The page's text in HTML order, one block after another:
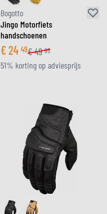
Bogotto
Jingo Motorfiets
handschoenen
€24 49€49 95
51% korting op adviesprijs